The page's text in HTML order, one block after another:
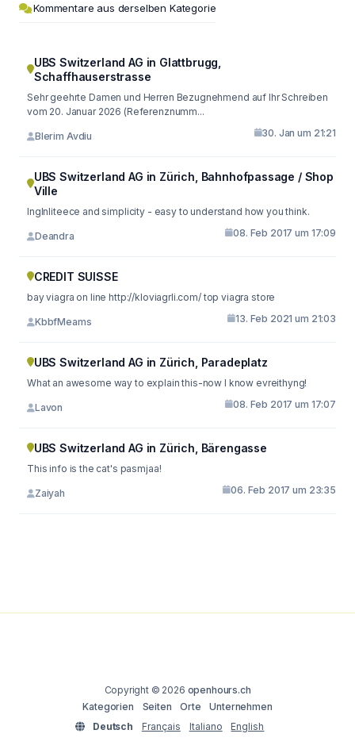
Kommentare aus derselben Kategorie
UBS Switzerland AG in Glattbrugg,
Schaffhauserstrasse
Sehr geehrte Damen und Herren Bezugnehmend auf Ihr Schreiben
vom 20. Januar 2026 (Referenznumm...
Blerim Avdiu 30. Jan um 21:21
UBS Switzerland AG in Zürich, Bahnhofpassage / Shop
Ville
Inglnliteece and simplicity - easy to understand how you think.
Deandra 08. Feb 2017 um 17:09
CREDIT SUISSE
bay viagra on line http://kloviagrli.com/ top viagra store
KbbfMeams 13. Feb 2021 um 21:03
UBS Switzerland AG in Zürich, Paradeplatz
What an awesome way to explain this-now I know evreithyng!
Lavon 08. Feb 2017 um 17:07
UBS Switzerland AG in Zürich, Bärengasse
This info is the cat's pasmjaa!
Zaiyah 06. Feb 2017 um 23:35
Copyright © 2026 openhours.ch
Kategorien
Seiten Orte
Unternehmen
Deutsch
Français Italiano English